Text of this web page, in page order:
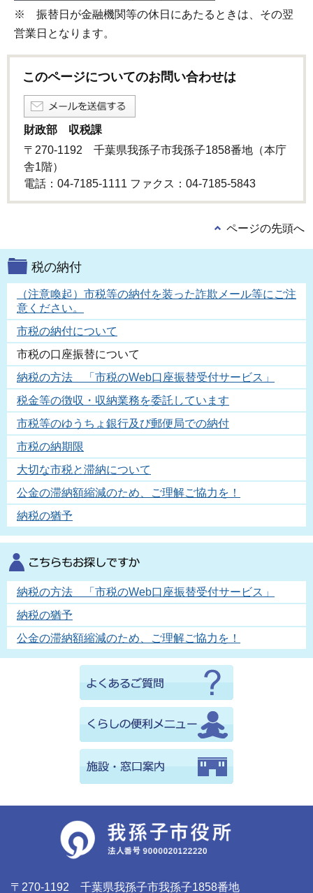
※ 振替日が金融機関等の休日にあたるときは、その翌
営業日となります。
このページについてのお問い合わせは
財政部 収税課
〒270-1192 千葉県我孫子市我孫子1858番地（本庁
舎1階）
電話：04-7185-1111 ファクス：04-7185-5843
ページの先頭へ
税の納付
（注意喚起）市税等の納付を装った詐欺メール等にご注
意ください。
市税の納付について
市税の口座振替について
納税の方法 「市税のWeb口座振替受付サービス」
税金等の徴収・収納業務を委託しています
市税等のゆうちょ銀行及び郵便局での納付
市税の納期限
大切な市税と滞納について
公金の滞納額縮減のため、ご理解ご協力を！
納税の猶予
納税の方法 「市税のWeb口座振替受付サービス」
納税の猶予
公金の滞納額縮減のため、ご理解ご協力を！
〒270-1192 千葉県我孫子市我孫子1858番地